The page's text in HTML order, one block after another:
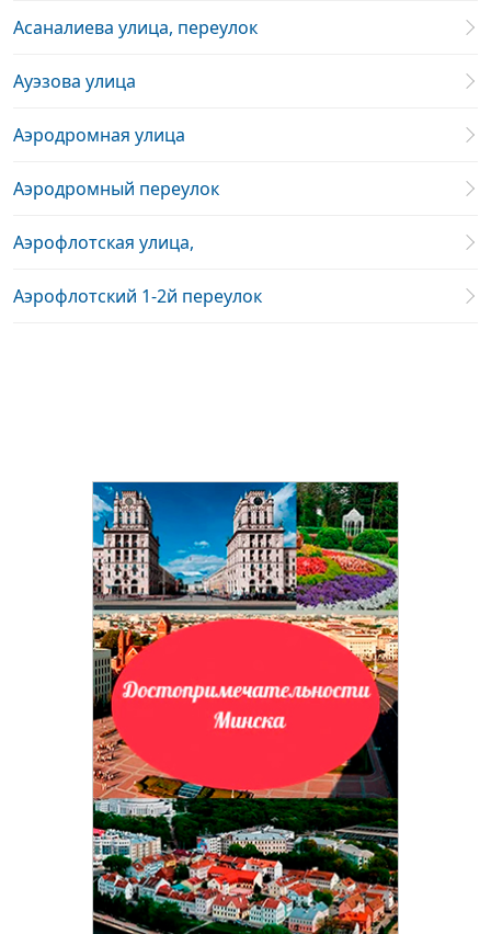
Асаналиева улица, переулок
Ауэзова улица
Аэродромная улица
Аэродромный переулок
Аэрофлотская улица,
Аэрофлотский 1-2й переулок